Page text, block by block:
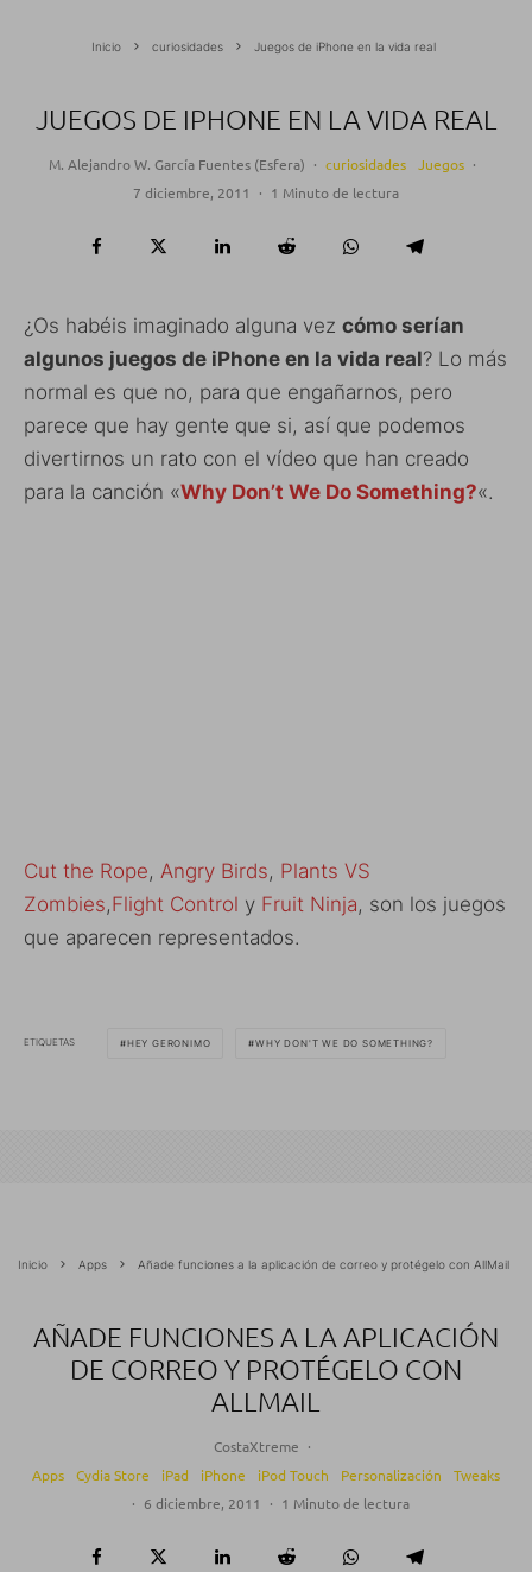
Inicio curiosidades Juegos de iPhone en la vida real
JUEGOS DE IPHONE EN LA VIDA REAL
M. Alejandro W. García Fuentes (Esfera) · curiosidades Juegos ·
7 diciembre, 2011
· 1 Minuto de lectura
¿Os habéis imaginado alguna vez cómo serían
algunos juegos de iPhone en la vida real? Lo más
normal es que no, para que engañarnos, pero
parece que hay gente que si, así que podemos
divertirnos un rato con el vídeo que han creado
para la canción «Why Don’t We Do Something?«.
Cut the Rope, Angry Birds, Plants VS
Zombies,Flight Control y Fruit Ninja, son los juegos
que aparecen representados.
ETIQUETAS HEY GERONIMO WHY DON'T WE DO SOMETHING?
Inicio Apps Añade funciones a la aplicación de correo y protégelo con AllMail
AÑADE FUNCIONES A LA APLICACIÓN
DE CORREO Y PROTÉGELO CON
ALLMAIL
CostaXtreme ·
Apps
Cydia Store iPad iPhone iPod Touch Personalización
Tweaks
· 6 diciembre, 2011 · 1 Minuto de lectura